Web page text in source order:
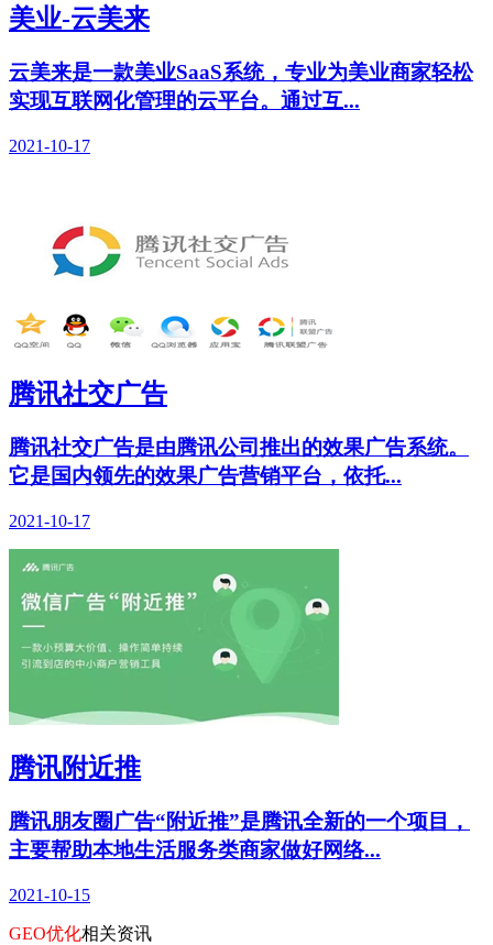
美业-云美来
云美来是一款美业SaaS系统，专业为美业商家轻松
实现互联网化管理的云平台。通过互...
2021-10-17
腾讯社交广告
腾讯社交广告是由腾讯公司推出的效果广告系统。
它是国内领先的效果广告营销平台，依托...
2021-10-17
腾讯附近推
腾讯朋友圈广告“附近推”是腾讯全新的一个项目，
主要帮助本地生活服务类商家做好网络...
2021-10-15
GEO优化相关资讯